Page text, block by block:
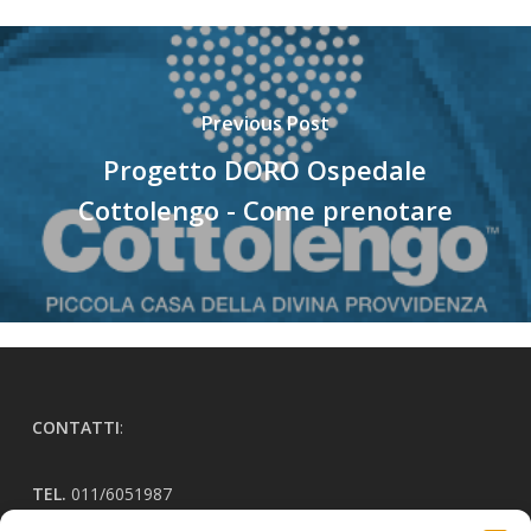
Previous Post
Progetto DORO Ospedale
Cottolengo - Come prenotare
CONTATTI:
TEL. 011/6051987